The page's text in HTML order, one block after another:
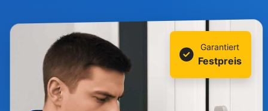
Garantiert
Festpreis